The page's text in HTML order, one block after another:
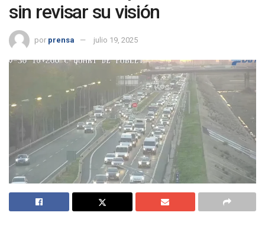
sin revisar su visión
por prensa julio 19, 2025